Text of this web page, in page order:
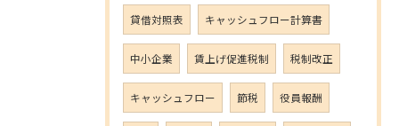
貸借対照表 キャッシュフロー計算書
中小企業 賃上げ促進税制 税制改正
キャッシュフロー 節税 役員報酬